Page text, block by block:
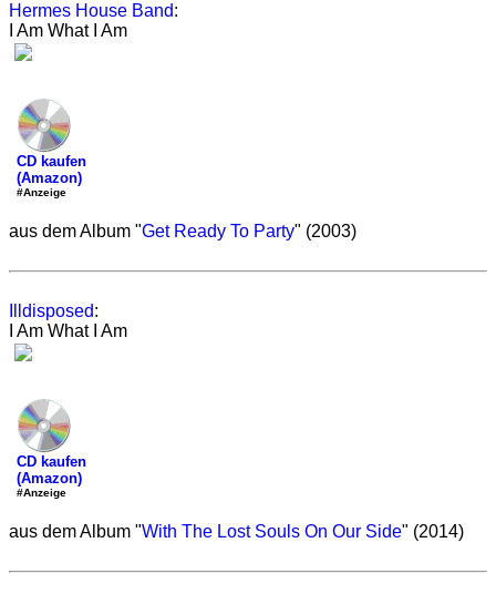
Hermes House Band:
I Am What I Am
CD kaufen
(Amazon)
#Anzeige
aus dem Album "Get Ready To Party" (2003)
Illdisposed:
I Am What I Am
CD kaufen
(Amazon)
#Anzeige
aus dem Album "With The Lost Souls On Our Side" (2014)